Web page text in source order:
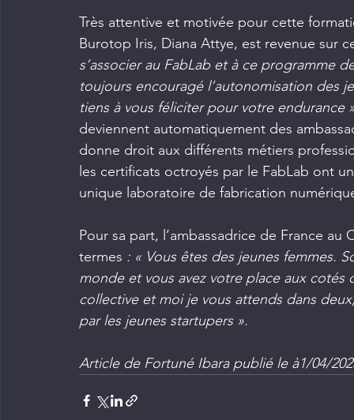
Très attentive et motivée pour cette
Burotop Iris, Diana Attye, est revenue sur
s’associer au FabLab et à ce programme
toujours encouragé l’autonomisation des
tiens à vous féliciter pour votre endurance
deviennent automatiquement des
donne droit aux différents métiers
les certificats octroyés par le FabLab ont
unique laboratoire de fabrication
Pour sa part, l’ambassadrice de France
termes : « Vous êtes des jeunes femmes.
monde et vous avez votre place aux
collective et moi je vous attends dans
par les jeunes startupers ».
Article de Fortuné Ibara publié le à1/04/